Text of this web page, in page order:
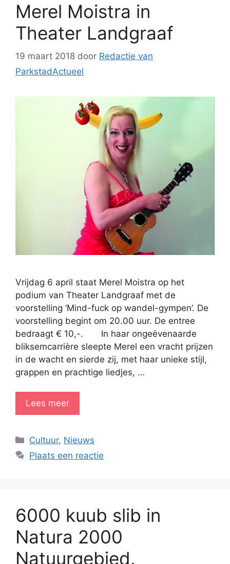
Merel Moistra in
Theater Landgraaf
19 maart 2018 door Redactie van
ParkstadActueel
Vrijdag 6 april staat Merel Moistra op het
podium van Theater Landgraaf met de
voorstelling ‘Mind-fuck op wandel-gympen’. De
voorstelling begint om 20.00 uur. De entree
bedraagt € 10,-. In haar ongeëvenaarde
bliksemcarrière sleepte Merel een vracht prijzen
in de wacht en sierde zij, met haar unieke stijl,
grappen en prachtige liedjes, …
Lees meer
Categorieën
Cultuur, Nieuws
Plaats een reactie
6000 kuub slib in
Natura 2000
Natuurgebied.